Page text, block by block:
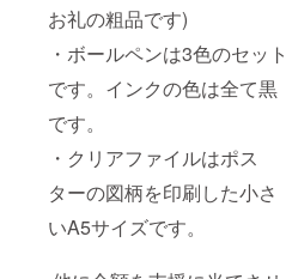
お礼の粗品です)
・ボールペンは3色のセット
です。インクの色は全て黒
です。
・クリアファイルはポス
ターの図柄を印刷した小さ
いA5サイズです。